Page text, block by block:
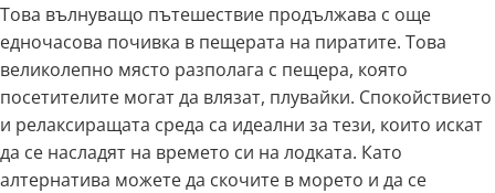
Това вълнуващо пътешествие продължава с още
едночасова почивка в пещерата на пиратите. Това
великолепно място разполага с пещера, която
посетителите могат да влязат, плувайки. Спокойствието
и релаксиращата среда са идеални за тези, които искат
да се насладят на времето си на лодката. Като
алтернатива можете да скочите в морето и да се